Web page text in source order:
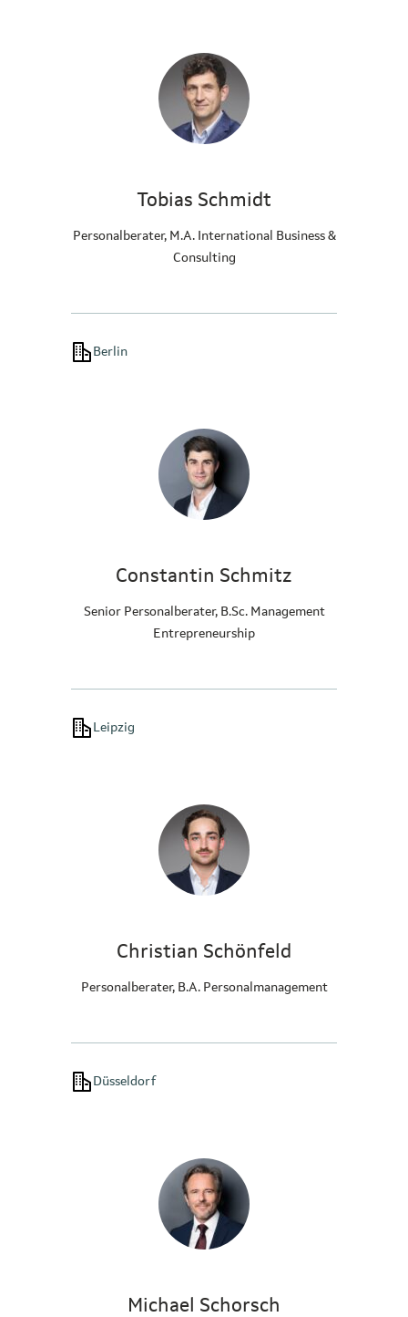
Tobias Schmidt
Personalberater, M.A. International Business &
Consulting
Berlin
Constantin Schmitz
Senior Personalberater, B.Sc. Management
Entrepreneurship
Leipzig
Christian Schönfeld
Personalberater, B.A. Personalmanagement
Düsseldorf
Michael Schorsch